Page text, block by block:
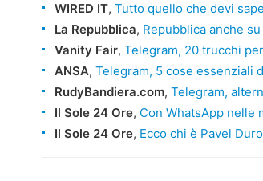
WIRED IT, Tutto quello che devi
La Repubblica, Repubblica anche
Vanity Fair, Telegram, 20 trucchi
ANSA, Telegram, 5 cose essenziali
RudyBandiera.com, Telegram,
Il Sole 24 Ore, Con WhatsApp nelle
Il Sole 24 Ore, Ecco chi è Pavel